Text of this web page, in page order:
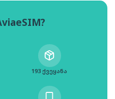
193 ქვეყანა